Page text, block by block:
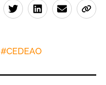
#CEDEAO